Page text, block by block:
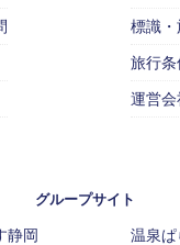
標識
旅行
運営会
グループサイト
静岡 温泉ぱ